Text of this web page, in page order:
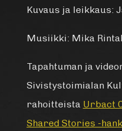
Kuvaus ja leikkaus:
Musiikki: Mika
Tapahtuman ja
Sivistystoimialan
rahoitteista Urbact
Shared Stories -